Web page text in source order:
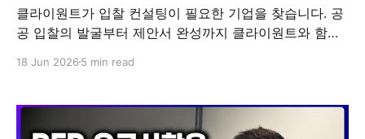
클라이원트가 입찰 컨설팅이 필요한 기업을 찾습니다. 공
공 입찰의 발굴부터 제안서 완성까지 클라이원트와 함께
방식은 조율 가능합니다. 1. 클라이원트가 자주 받은 질문:
입찰 컨설팅 요청을 정말 많이 받았습니다. 클라이원트가
공공 입찰의 end to
18 Jun 2026 5 min read